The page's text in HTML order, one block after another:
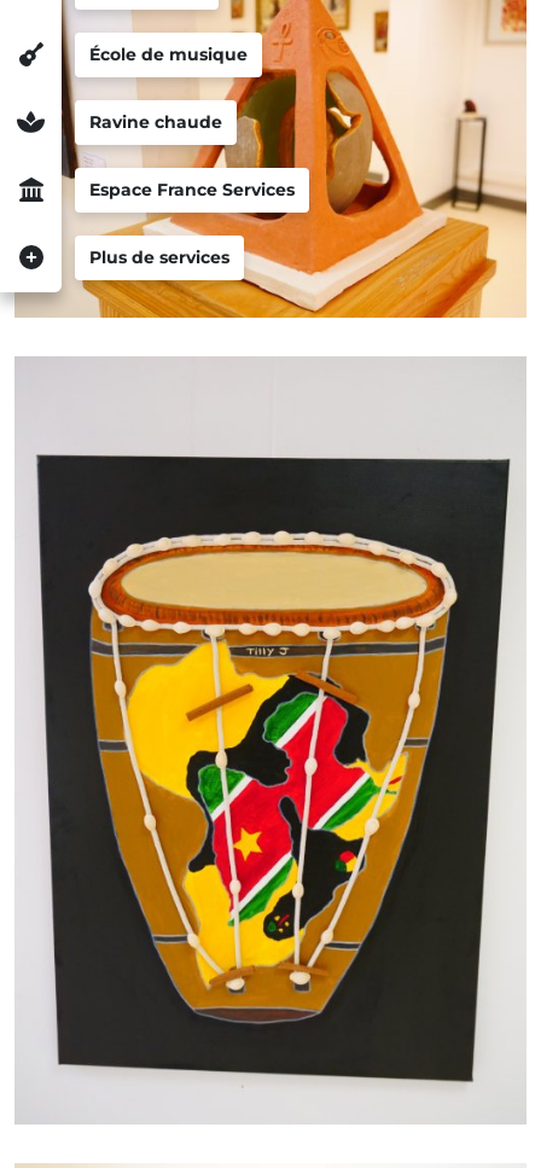
École de musique
Ravine chaude
Espace France Services
Plus de services